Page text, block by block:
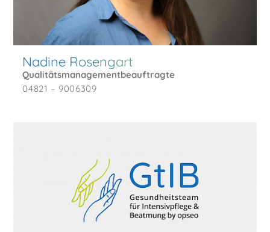
Nadine Rosengart
Qualitätsmanagementbeauftragte
04821 – 9006309